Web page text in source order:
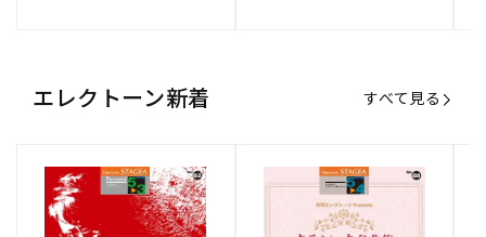
エレクトーン新着 すべて見る